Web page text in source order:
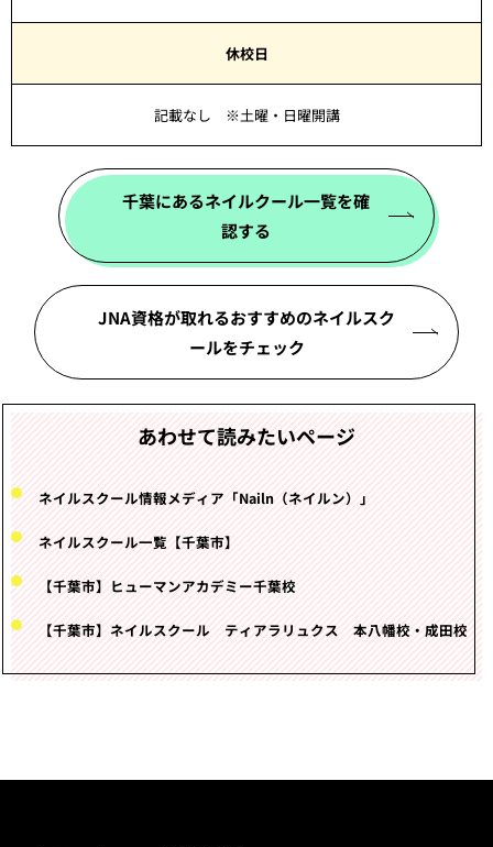
休校日
記載なし ※土曜・日曜開講
千葉にあるネイルクール一覧を確
認する
JNA資格が取れるおすすめのネイルスク
ールをチェック
あわせて読みたいページ
ネイルスクール情報メディア「Nailn（ネイルン）」
ネイルスクール一覧【千葉市】
【千葉市】ヒューマンアカデミー千葉校
【千葉市】ネイルスクール ティアラリュクス 本八幡校・成田校